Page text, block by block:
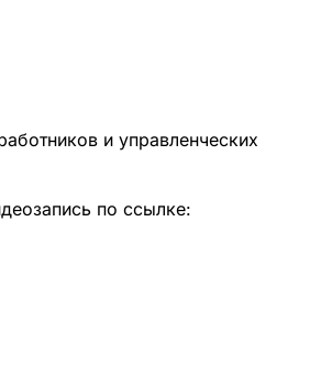
и управленческих
по ссылке: